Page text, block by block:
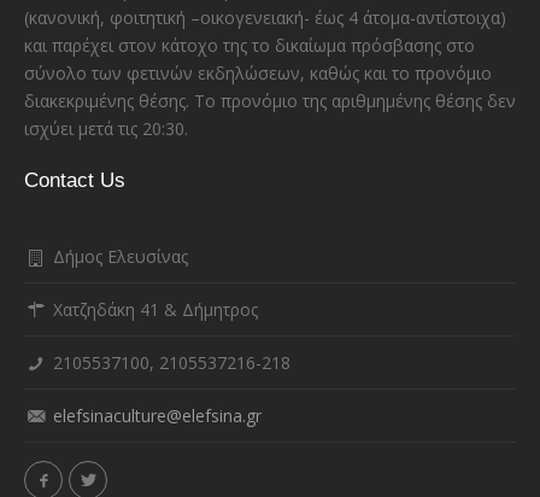
(κανονική, φοιτητική –οικογενειακή- έως 4 άτομα-αντίστοιχα)
και παρέχει στον κάτοχο της το δικαίωμα πρόσβασης στο
σύνολο των φετινών εκδηλώσεων, καθώς και το προνόμιο
διακεκριμένης θέσης. Το προνόμιο της αριθμημένης θέσης δεν
ισχύει μετά τις 20:30.
Contact Us
Δήμος Ελευσίνας
Χατζηδάκη 41 & Δήμητρος
2105537100, 2105537216-218
elefsinaculture@elefsina.gr